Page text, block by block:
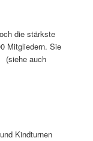
die stärkste
Mitgliedern. Sie
auch